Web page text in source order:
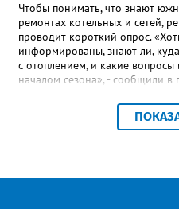
Чтобы понимать, что знают
ремонтах котельных и сетей,
проводит короткий опрос.
информированы, знают ли,
с отоплением, и какие
началом сезона», - сообщили в
6 вопросов. Южноуральцам,
опасениями, мучающими их
компании – в диапазоне от